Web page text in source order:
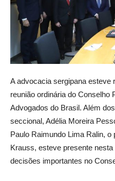
A advocacia sergipana esteve
reunião ordinária do Conselho
Advogados do Brasil. Além
seccional, Adélia Moreira
Paulo Raimundo Lima Ralin,
Krauss, esteve presente
decisões importantes no